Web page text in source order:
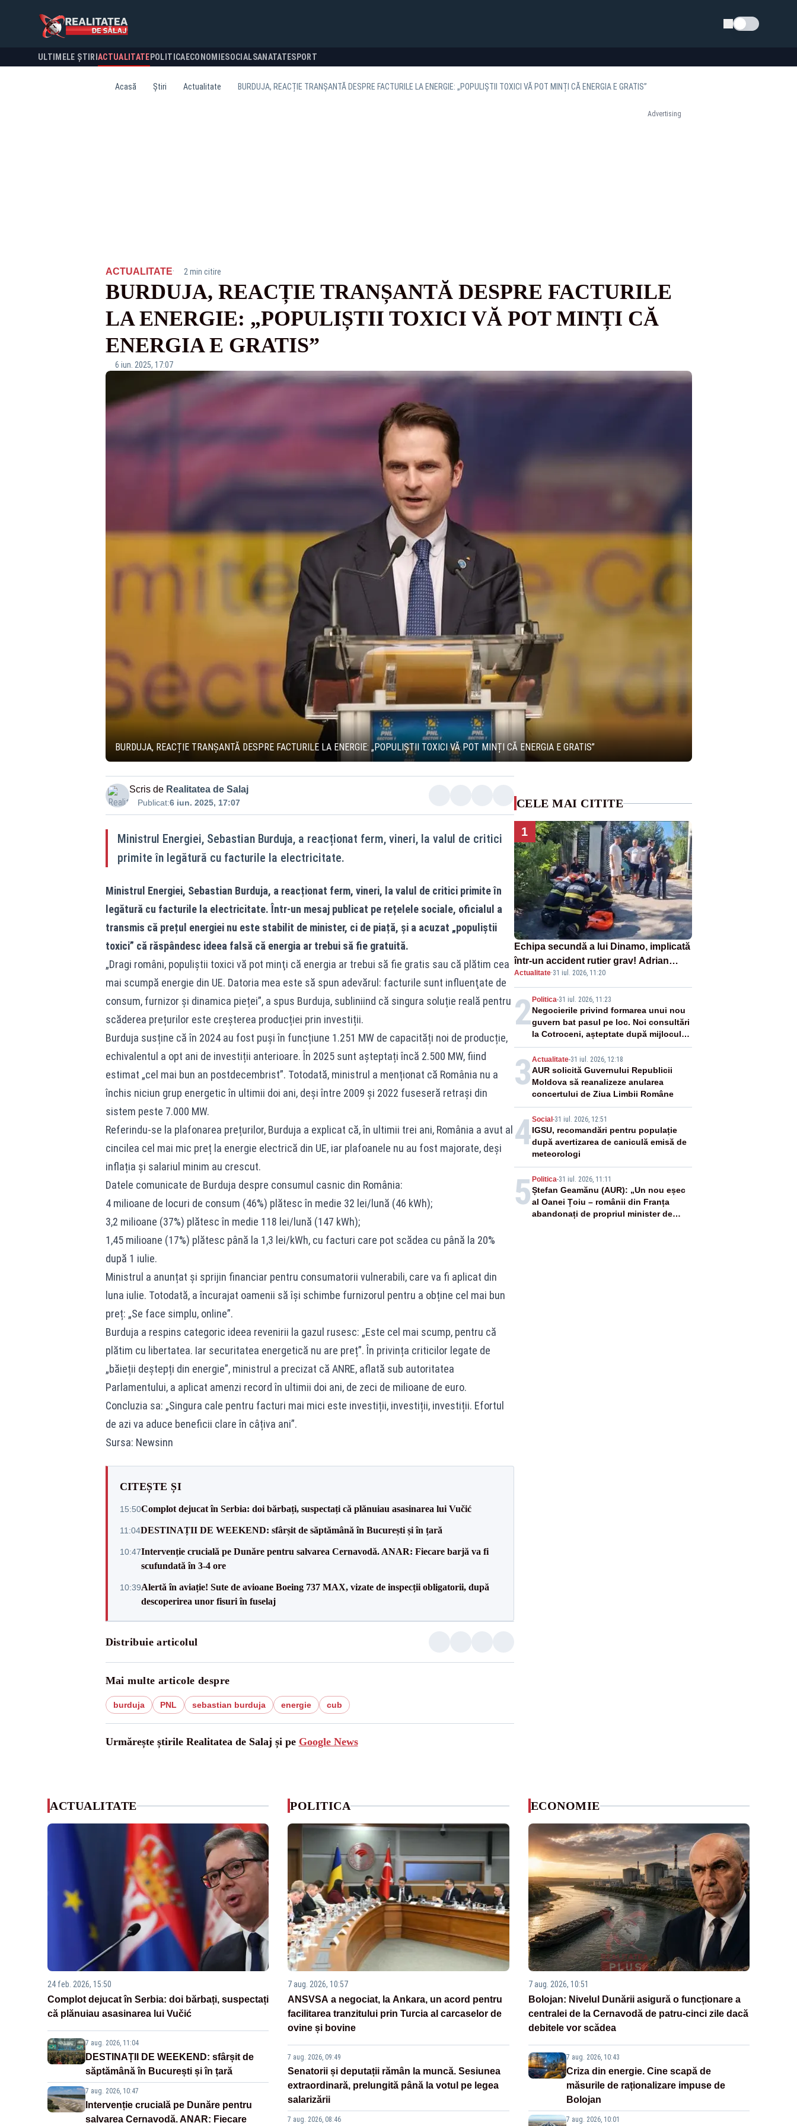
Schimba tema
ULTIMELE ȘTIRI ACTUALITATE POLITICA ECONOMIESOCIALSANATATESPORT
Acasă Știri Actualitate BURDUJA, REACȚIE TRANȘANTĂ DESPRE FACTURILE LA ENERGIE: „POPULIȘTII TOXICI VĂ POT MINȚI CĂ ENERGIA E GRATIS”
Advertising
ACTUALITATE· 2 min citire
BURDUJA, REACȚIE TRANȘANTĂ DESPRE FACTURILE
LA ENERGIE: „POPULIȘTII TOXICI VĂ POT MINȚI CĂ
ENERGIA E GRATIS”
6 iun. 2025, 17:07
BURDUJA, REACȚIE TRANȘANTĂ DESPRE FACTURILE LA ENERGIE: „POPULIȘTII TOXICI VĂ POT MINȚI CĂ ENERGIA E GRATIS”
Scris de Realitatea de Salaj
Publicat:6 iun. 2025, 17:07
Ministrul Energiei, Sebastian Burduja, a reacționat ferm, vineri, la valul de critici
primite în legătură cu facturile la electricitate.
Ministrul Energiei, Sebastian Burduja, a reacționat ferm, vineri, la valul de critici primite în
legătură cu facturile la electricitate. Într-un mesaj publicat pe rețelele sociale, oficialul a
transmis că prețul energiei nu este stabilit de minister, ci de piață, și a acuzat „populiștii
toxici” că răspândesc ideea falsă că energia ar trebui să fie gratuită.
„Dragi români, populiştii toxici vă pot minţi că energia ar trebui să fie gratis sau că plătim cea
mai scumpă energie din UE. Datoria mea este să spun adevărul: facturile sunt influenţate de
consum, furnizor și dinamica pieței”, a spus Burduja, subliniind că singura soluție reală pentru
scăderea prețurilor este creșterea producției prin investiții.
Burduja susține că în 2024 au fost puși în funcțiune 1.251 MW de capacități noi de producție,
echivalentul a opt ani de investiții anterioare. În 2025 sunt așteptați încă 2.500 MW, fiind
estimat „cel mai bun an postdecembrist”. Totodată, ministrul a menționat că România nu a
închis niciun grup energetic în ultimii doi ani, deși între 2009 și 2022 fuseseră retrași din
sistem peste 7.000 MW.
Referindu-se la plafonarea prețurilor, Burduja a explicat că, în ultimii trei ani, România a avut al
cincilea cel mai mic preț la energie electrică din UE, iar plafoanele nu au fost majorate, deși
inflația și salariul minim au crescut.
Datele comunicate de Burduja despre consumul casnic din România:
4 milioane de locuri de consum (46%) plătesc în medie 32 lei/lună (46 kWh);
3,2 milioane (37%) plătesc în medie 118 lei/lună (147 kWh);
1,45 milioane (17%) plătesc până la 1,3 lei/kWh, cu facturi care pot scădea cu până la 20%
după 1 iulie.
Ministrul a anunțat și sprijin financiar pentru consumatorii vulnerabili, care va fi aplicat din
luna iulie. Totodată, a încurajat oamenii să își schimbe furnizorul pentru a obține cel mai bun
preț: „Se face simplu, online”.
Burduja a respins categoric ideea revenirii la gazul rusesc: „Este cel mai scump, pentru că
plătim cu libertatea. Iar securitatea energetică nu are preț”. În privința criticilor legate de
„băieții deștepți din energie”, ministrul a precizat că ANRE, aflată sub autoritatea
Parlamentului, a aplicat amenzi record în ultimii doi ani, de zeci de milioane de euro.
Concluzia sa: „Singura cale pentru facturi mai mici este investiții, investiții, investiții. Efortul
de azi va aduce beneficii clare în câțiva ani”.
Sursa: Newsinn
CITEȘTE ȘI
15:50Complot dejucat în Serbia: doi bărbați, suspectați că plănuiau asasinarea lui Vučić
11:04DESTINAȚII DE WEEKEND: sfârșit de săptămână în București și în țară
10:47Intervenție crucială pe Dunăre pentru salvarea Cernavodă. ANAR: Fiecare barjă va fi
scufundată în 3-4 ore
10:39Alertă în aviație! Sute de avioane Boeing 737 MAX, vizate de inspecții obligatorii, după
descoperirea unor fisuri în fuselaj
Distribuie articolul
Mai multe articole despre
burduja PNL sebastian burduja energie cub
Urmărește știrile Realitatea de Salaj și pe Google News
CELE MAI CITITE
1
Echipa secundă a lui Dinamo, implicată
într-un accident rutier grav! Adrian
Ropotan a fost resuscitat
Actualitate·31 iul. 2026, 11:20
2 Politica-31 iul. 2026, 11:23
Negocierile privind formarea unui nou
guvern bat pasul pe loc. Noi consultări
la Cotroceni, așteptate după mijlocul
lunii august -SURSE
3 Actualitate-31 iul. 2026, 12:18
AUR solicită Guvernului Republicii
Moldova să reanalizeze anularea
concertului de Ziua Limbii Române
4Social -31 iul. 2026, 12:51
IGSU, recomandări pentru populație
după avertizarea de caniculă emisă de
meteorologi
5 Politica-31 iul. 2026, 11:11
Ștefan Geamănu (AUR): „Un nou eșec
al Oanei Țoiu – românii din Franța
abandonați de propriul minister de
ACTUALITATE
24 feb. 2026, 15:50
Complot dejucat în Serbia: doi bărbați, suspectați
că plănuiau asasinarea lui Vučić
7 aug. 2026, 11:04
DESTINAȚII DE WEEKEND: sfârșit de
săptămână în București și în țară
7 aug. 2026, 10:47
Intervenție crucială pe Dunăre pentru
salvarea Cernavodă. ANAR: Fiecare
POLITICA
7 aug. 2026, 10:57
ANSVSA a negociat, la Ankara, un acord pentru
facilitarea tranzitului prin Turcia al carcaselor de
ovine și bovine
7 aug. 2026, 09:49
Senatorii și deputații rămân la muncă. Sesiunea
extraordinară, prelungită până la votul pe legea
salarizării
7 aug. 2026, 08:46
ECONOMIE
7 aug. 2026, 10:51
Bolojan: Nivelul Dunării asigură o funcționare a
centralei de la Cernavodă de patru-cinci zile dacă
debitele vor scădea
7 aug. 2026, 10:43
Criza din energie. Cine scapă de
măsurile de raționalizare impuse de
Bolojan
7 aug. 2026, 10:01